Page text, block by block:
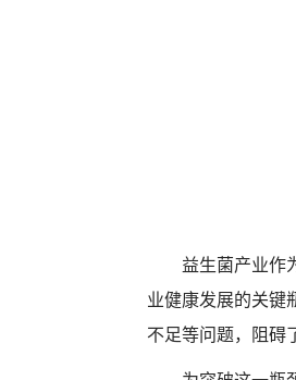
益生菌产业作
业健康发展的关键
不足等问题，阻碍